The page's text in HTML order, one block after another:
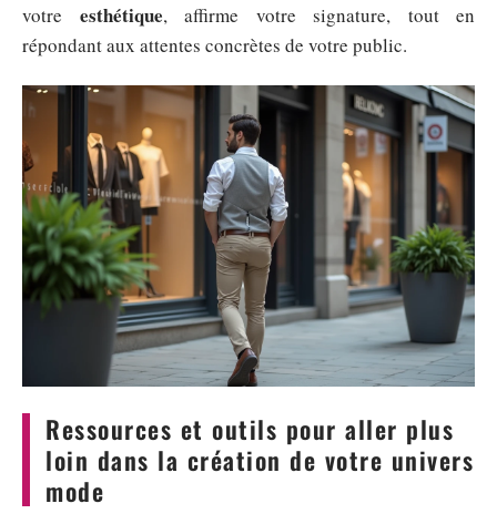
votre esthétique, affirme votre signature, tout en
répondant aux attentes concrètes de votre public.
Ressources et outils pour aller plus
loin dans la création de votre univers
mode